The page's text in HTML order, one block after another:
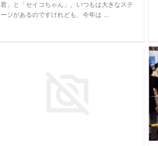
君」と「セイコちゃん」。いつもは大きなステ
ージがあるのですけれども、今年は ...